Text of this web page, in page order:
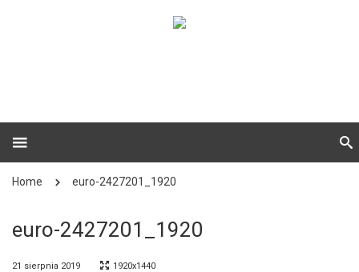
Home euro-2427201_1920
euro-2427201_1920
21 sierpnia 2019 1920x1440